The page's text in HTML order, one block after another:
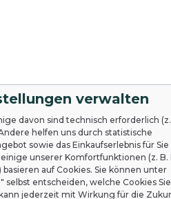
verwalten
davon sind technisch erforderlich
helfen uns durch statistische
sowie das Einkaufserlebnis für Sie
unserer Komfortfunktionen (z. B.
auf Cookies. Sie können unter
entscheiden, welche Cookies Sie
jederzeit mit Wirkung für die